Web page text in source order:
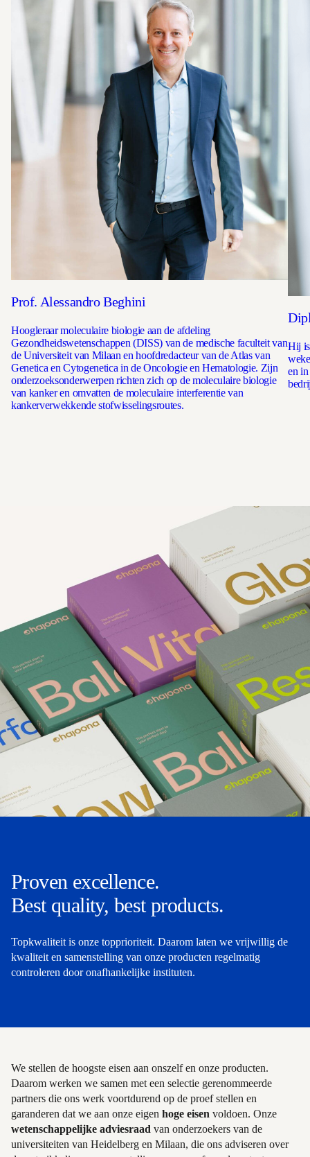
Prof. Alessandro Beghini
Hoogleraar moleculaire biologie aan de afdeling
Gezondheidswetenschappen (DISS) van de medische faculteit van
de Universiteit van Milaan en hoofdredacteur van de Atlas van
Genetica en Cytogenetica in de Oncologie en Hematologie. Zijn
onderzoeksonderwerpen richten zich op de moleculaire biologie
van kanker en omvatten de moleculaire interferentie van
kankerverwekkende stofwisselingsroutes.
Hij
en
Proven excellence.
Best quality, best products.
Topkwaliteit is onze topprioriteit. Daarom laten we vrijwillig de
kwaliteit en samenstelling van onze producten regelmatig
controleren door onafhankelijke instituten.
We stellen de hoogste eisen aan onszelf en onze producten.
Daarom werken we samen met een selectie gerenommeerde
partners die ons werk voortdurend op de proef stellen en
garanderen dat we aan onze eigen hoge eisen voldoen. Onze
wetenschappelijke adviesraad van onderzoekers van de
universiteiten van Heidelberg en Milaan, die ons adviseren over